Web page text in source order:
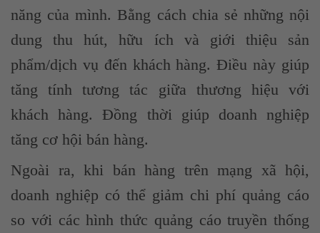
năng của mình. Bằng cách chia sẻ những nội
dung thu hút, hữu ích và giới thiệu sản
phẩm/dịch vụ đến khách hàng. Điều này giúp
tăng tính tương tác giữa thương hiệu với
khách hàng. Đồng thời giúp doanh nghiệp
tăng cơ hội bán hàng.
Ngoài ra, khi bán hàng trên mạng xã hội,
doanh nghiệp có thể giảm chi phí quảng cáo
so với các hình thức quảng cáo truyền thống